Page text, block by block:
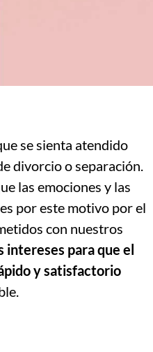
se sienta atendido
divorcio o separación.
las emociones y las
por este motivo por el
con nuestros
intereses para que el
y satisfactorio